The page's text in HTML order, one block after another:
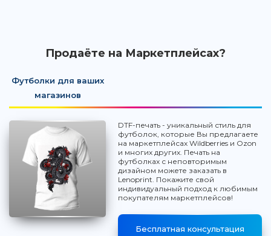
Продаёте на Маркетплейсах?
Футболки для ваших
магазинов
DTF-печать - уникальный стиль для
футболок, которые Вы предлагаете
на маркетплейсах Wildberries и Ozon
и многих других. Печать на
футболках с неповторимым
дизайном можете заказать в
Lenoprint. Покажите свой
индивидуальный подход к любимым
покупателям маркетплейсов!
Бесплатная консультация